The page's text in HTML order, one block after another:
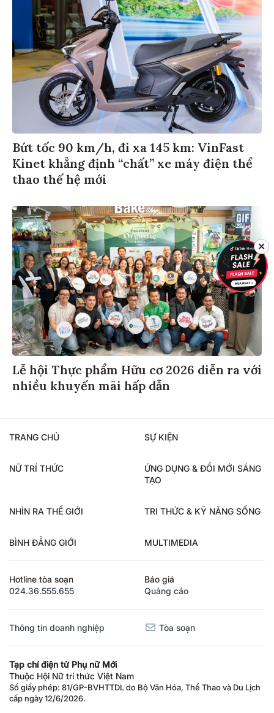
Bứt tốc 90 km/h, đi xa 145 km: VinFast
Kinet khẳng định “chất” xe máy điện thể
thao thế hệ mới
Lễ hội Thực phẩm Hữu cơ 2026 diễn ra với
nhiều khuyến mãi hấp dẫn
TRANG CHỦ SỰ KIỆN
NỮ TRÍ THỨC
ỨNG DỤNG & ĐỔI MỚI SÁNG
TẠO
NHÌN RA THẾ GIỚI TRI THỨC & KỸ NĂNG SỐNG
BÌNH ĐẲNG GIỚI MULTIMEDIA
Hotline tòa soạn
024.36.555.655
Báo giá
Quảng cáo
Thông tin doanh nghiệp Tòa soạn
Tạp chí điện tử Phụ nữ Mới
Thuộc Hội Nữ trí thức Việt Nam
Số giấy phép: 81/GP-BVHTTDL do Bộ Văn Hóa, Thể Thao và Du Lịch
cấp ngày 12/6/2026.
✕